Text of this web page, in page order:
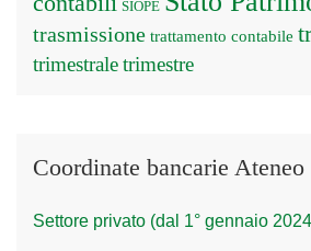
SIOPE
trasmissione trattamento contabile
trimestraletrimestre
Coordinate bancarie Ateneo
Settore privato (dal 1° gennaio